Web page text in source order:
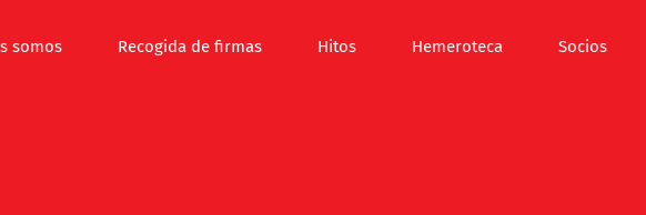
somos Recogida de firmas Hitos Hemeroteca Socios